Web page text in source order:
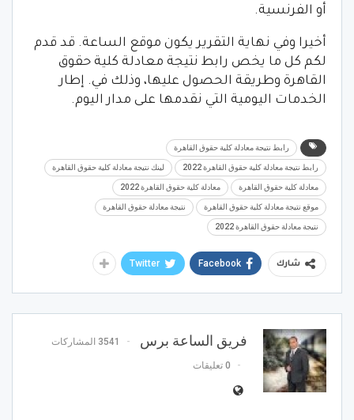
أو الفرنسية.
أخيرا وفي نهاية التقرير يكون موقع الساعة. قد قدم
لكم كل ما يخص رابط نتيجة معادلة كلية حقوق
القاهرة وطريقة الحصول عليها، وذلك في. إطار
الخدمات اليومية التي نقدمها على مدار اليوم.
رابط نتيجة معادلة كلية حقوق القاهرة
رابط نتيجة معادلة كلية حقوق القاهرة 2022 لينك نتيجة معادلة كلية حقوق القاهرة
معادلة كلية حقوق القاهرة معادلة كلية حقوق القاهرة 2022
موقع نتيجة معادلة كلية حقوق القاهرة نتيجة معادلة حقوق القاهرة
نتيجة معادلة حقوق القاهرة 2022
شارك Facebook
Twitter
فريق الساعة برس 3541 المشاركات
0 تعليقات